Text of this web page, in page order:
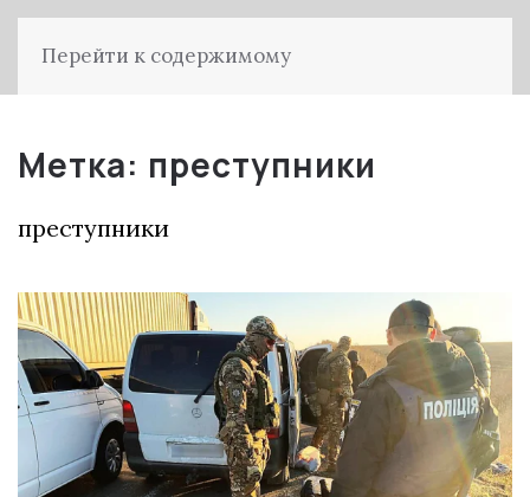
Перейти к содержимому
Метка: преступники
преступники